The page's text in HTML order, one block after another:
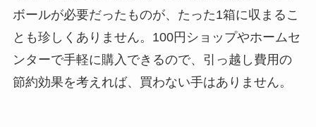
ボールが必要だったものが、たった1箱に収まるこ
とも珍しくありません。100円ショップやホームセ
ンターで手軽に購入できるので、 引っ越し費用の
節約効果を考えれば、買わない手はありません。